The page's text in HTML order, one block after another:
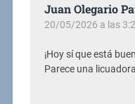
Juan Olegario
20/05/2026 a las
¡Hoy sí que está
Parece una